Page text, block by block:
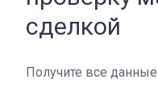
сделкой
Получите все